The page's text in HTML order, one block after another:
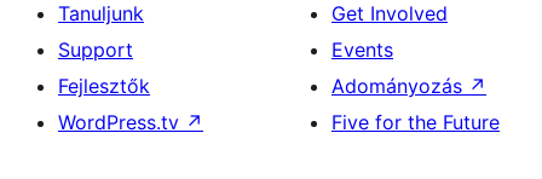
Tanuljunk
Support
Fejlesztők
WordPress.tv ↗
Get Involved
Events
Adományozás ↗
Five for the Future